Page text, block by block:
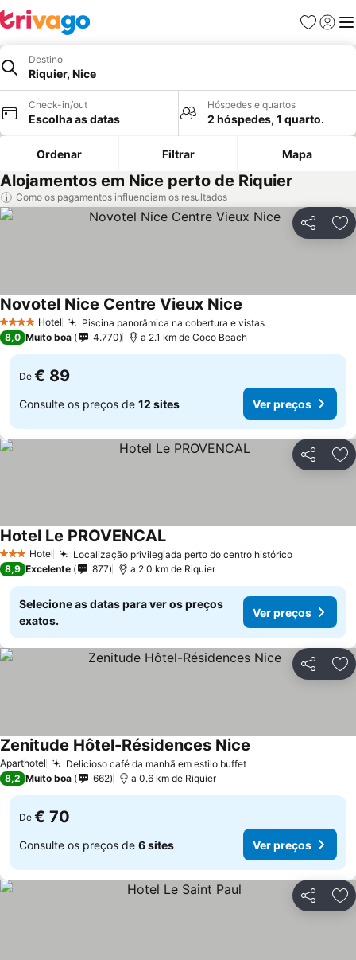
Favoritos
Iniciar
Destino
Riquier, Nice
Check-in/out
Escolha as datas
Hóspedes e quartos
2 hóspedes, 1 quarto.
Ordenar Filtrar Mapa
Alojamentos em Nice perto de Riquier
Como os pagamentos influenciam os resultados
Partilhar
4 EstrelasHotel Piscina panorâmica na cobertura e vistas
Novotel Nice Centre Vieux Nice
8,0 Muito boa 4.770 a 2.1 km de Coco Beach
De € 89
Consulte os preços de 12 sites Ver preços
Partilhar
3 EstrelasHotel Localização privilegiada perto do centro histórico
Hotel Le PROVENCAL
8,9 Excelente 877 a 2.0 km de Riquier
Selecione as datas para ver os preços
exatos.
Ver preços
Partilhar
Aparthotel Delicioso café da manhã em estilo buffet
Zenitude Hôtel-Résidences Nice
8,2 Muito boa 662 a 0.6 km de Riquier
De € 70
Consulte os preços de 6 sites Ver preços
Partilhar